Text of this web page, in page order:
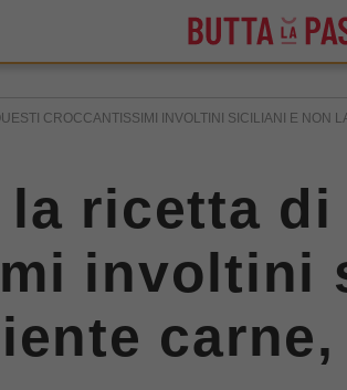
CROCCANTISSIMI INVOLTINI SICILIANI E NON
la ricetta
involtini